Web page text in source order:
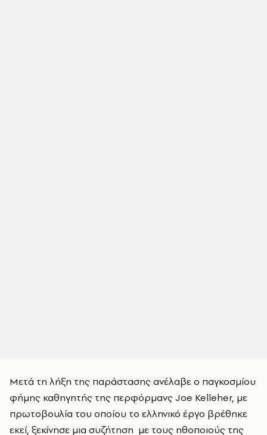
Μετά τη λήξη της παράστασης ανέλαβε ο παγκοσμίου
φήμης καθηγητής της περφόρμανς Joe Kelleher, με
πρωτοβουλία του οποίου το ελληνικό έργο βρέθηκε
εκεί, ξεκίνησε μια συζήτηση με τους ηθοποιούς της